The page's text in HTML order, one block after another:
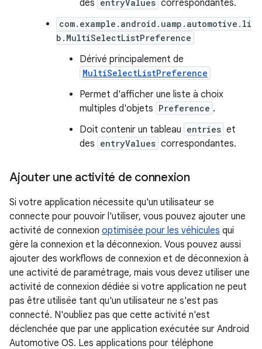
des entryValues correspondantes.
com.example.android.uamp.automotive.li
b.MultiSelectListPreference
Dérivé principalement de
MultiSelectListPreference
Permet d'afficher une liste à choix
multiples d'objets Preference .
Doit contenir un tableau entries et
des entryValues correspondantes.
Ajouter une activité de connexion
Si votre application nécessite qu'un utilisateur se
connecte pour pouvoir l'utiliser, vous pouvez ajouter une
activité de connexion optimisée pour les véhicules qui
gère la connexion et la déconnexion. Vous pouvez aussi
ajouter des workflows de connexion et de déconnexion à
une activité de paramétrage, mais vous devez utiliser une
activité de connexion dédiée si votre application ne peut
pas être utilisée tant qu'un utilisateur ne s'est pas
connecté. N'oubliez pas que cette activité n'est
déclenchée que par une application exécutée sur Android
Automotive OS. Les applications pour téléphone